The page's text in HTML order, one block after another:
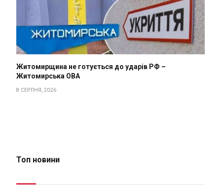
Житомирщина не готується до ударів РФ –
Житомирська ОВА
8 СЕРПНЯ, 2026
Топ новини